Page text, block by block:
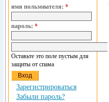
имя пользователя: *
пароль: *
Оставьте это поле пустым для
защиты от спама
Зарегистрироваться
Забыли пароль?